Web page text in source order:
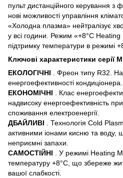
пульт дистанційного керування з
нові можливості управління
«Холодна плазма» нейтралізує
у всі години. Режим «+8°C Heating
підтримку температури в режимі
Ключові характеристики серії
ЕКОЛОГІЧНІ . Фреон типу R32.
енергоефективності кондиціонера.
ЕКОНОМІЧНІ . Клас
надвисоку енергоефективність
споживання електроенергії.
ДБАЙЛИВІ . Технологія Cold
активними іонами кисню та воду,
неприємні запахи.
САМОСТІЙНІ . У режимі Heating
температуру +8°С, що збереже
вашої слабкості.